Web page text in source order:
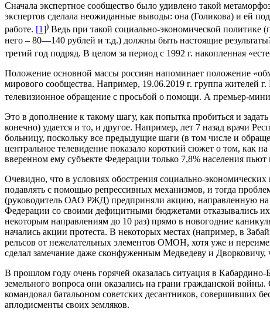
Сначала экспертное сообщество было удивлено такой
экспертов сделала неожиданные выводы: она (Голикова) и ей
работе. [1]) Ведь при такой социально-экономической политике
него – 80—140 рублей и т.д.) должны быть настоящие
третий год подряд. В целом за период с 1992 г. накопленная
Положение основной массы россиян напоминает положение
мирового сообщества. Например, 19.06.2019 г. группа жителей
телевизионное обращение с просьбой о помощи. А премьер-
Это в дополнение к такому шагу, как попытка пробиться и
конечно) удается и то, и другое. Например, лет 7 назад врачи
больницу, поскольку все предыдущие шаги (в том числе и
центральное телевидение показало короткий сюжет о том, как
вверенном ему субъекте Федерации только 7,8% населения
Очевидно, что в условиях обострения социально-
подавлять с помощью репрессивных механизмов, и тогда
(руководитель ОАО РЖД) предприняли акцию, направленную
Федерации со своими дефицитными бюджетами отказывались
некоторым направлениям до 10 раз) прямо в новогодние
начались акции протеста. В некоторых местах (например, в
рельсов от нежелательных элементов ОМОН, хотя уже и
сделал замечание даже сконфуженным Медведеву и
В прошлом году очень горячей оказалась ситуация в
земельного вопроса они оказались на грани гражданской
командовал батальоном советских десантников,
аплодисменты своих земляков.